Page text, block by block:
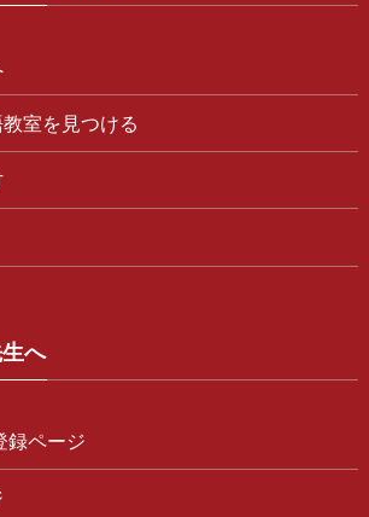
室を見つける
へ
録ページ